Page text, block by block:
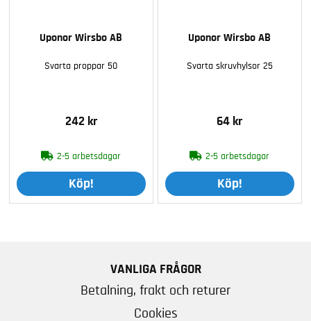
Uponor Wirsbo AB
Svarta proppar 50
242 kr
2-5 arbetsdagar
Köp!
Uponor Wirsbo AB
Svarta skruvhylsor 25
64 kr
2-5 arbetsdagar
Köp!
VANLIGA FRÅGOR
Betalning, frakt och returer
Cookies